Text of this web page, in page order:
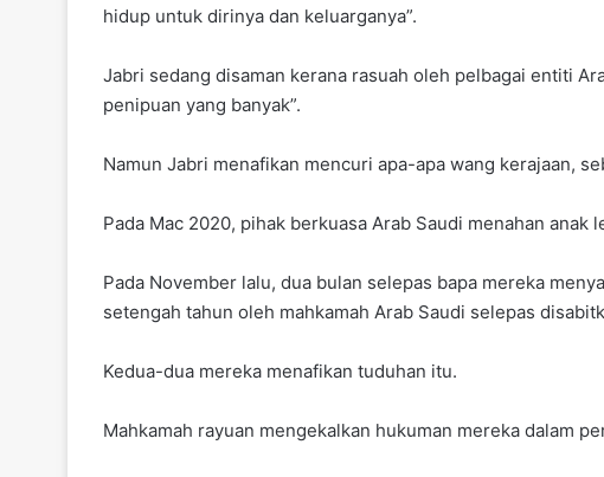
hidup untuk dirinya dan keluarganya”.
Jabri sedang disaman kerana rasuah oleh pelbagai entiti
penipuan yang banyak”.
Namun Jabri menafikan mencuri apa-apa wang kerajaan,
Pada Mac 2020, pihak berkuasa Arab Saudi menahan anak
Pada November lalu, dua bulan selepas bapa mereka
setengah tahun oleh mahkamah Arab Saudi selepas
Kedua-dua mereka menafikan tuduhan itu.
Mahkamah rayuan mengekalkan hukuman mereka dalam